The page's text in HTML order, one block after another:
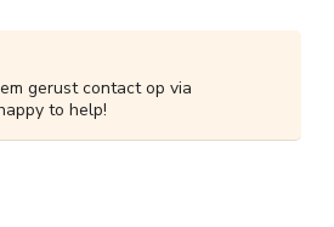
gerust contact op via
to help!